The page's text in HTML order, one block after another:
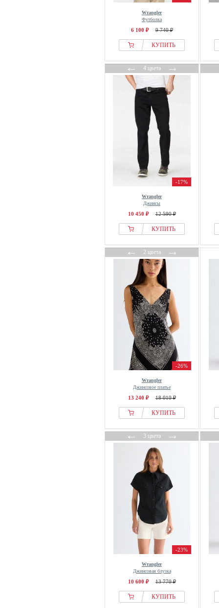
Wrangler
Футболка
6 100 ₽ 9 740 ₽
КУПИТЬ
←4 цвета→
-17%
Wrangler
Джинсы
10 450 ₽ 12 590 ₽
КУПИТЬ
←2 цвета→
-26%
Wrangler
Джинсовое платье
13 240 ₽ 18 010 ₽
КУПИТЬ
←3 цвета→
-23%
Wrangler
Джинсовая блузка
10 600 ₽ 13 770 ₽
КУПИТЬ